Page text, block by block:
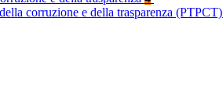
corruzione e della trasparenza (PTPCT)